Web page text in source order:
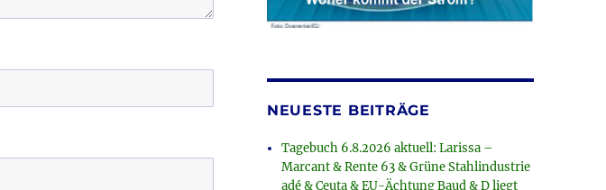
NEUESTE BEITRÄGE
Tagebuch 6.8.2026 aktuell: Larissa –
Marcant & Rente 63 & Grüne Stahlindustrie
adé & Ceuta & EU-Ächtung Baud & D liegt